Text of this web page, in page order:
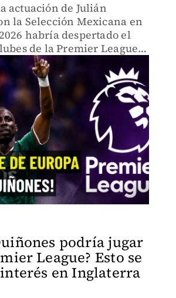
actuación de Julián
la Selección Mexicana en
habría despertado el
de la Premier League.
Villa aparecen entre los
siguen.
podría jugar
League? Esto se
en Inglaterra